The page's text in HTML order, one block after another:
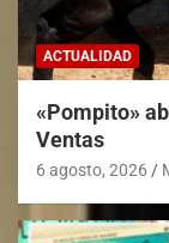
ACTUALIDAD
«Pompito»
Ventas
6 agosto, 2026